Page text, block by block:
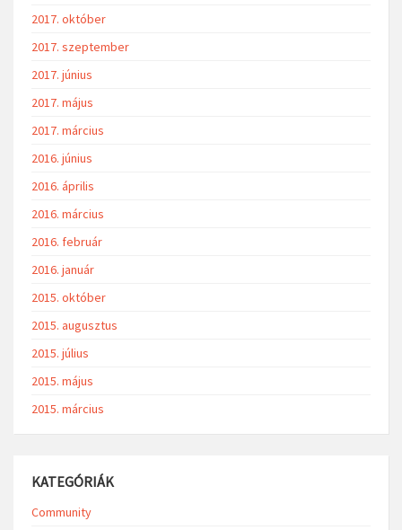
2017. október
2017. szeptember
2017. június
2017. május
2017. március
2016. június
2016. április
2016. március
2016. február
2016. január
2015. október
2015. augusztus
2015. július
2015. május
2015. március
KATEGÓRIÁK
Community